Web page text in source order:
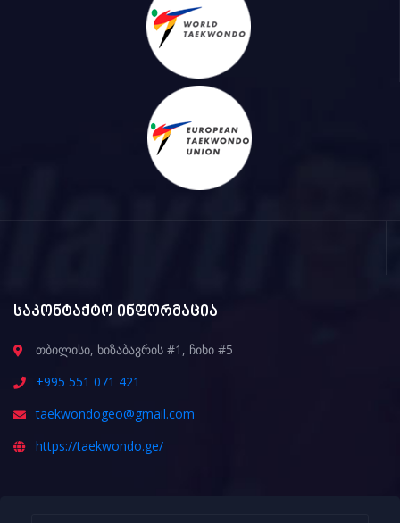
საკონტაქტო ინფორმაცია
თბილისი, ხიზაბავრის #1, ჩიხი #5
+995 551 071 421
taekwondogeo@gmail.com
https://taekwondo.ge/